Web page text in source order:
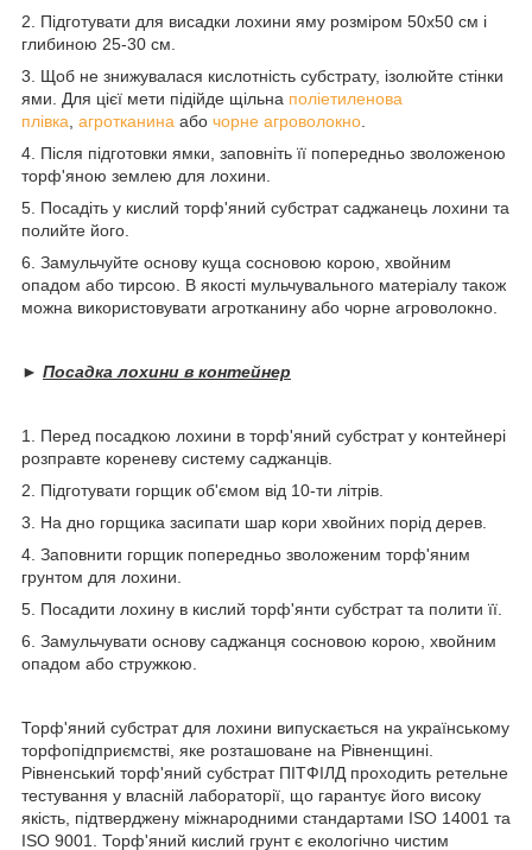
2. Підготувати для висадки лохини яму розміром 50х50 см і
глибиною 25-30 см.
3. Щоб не знижувалася кислотність субстрату, ізолюйте стінки
ями. Для цієї мети підійде щільна поліетиленова
плівка агротканина або чорне агроволокно
4. Після підготовки ямки, заповніть її попередньо зволоженою
торф'яною землею для лохини.
5. Посадіть у кислий торф'яний субстрат саджанець лохини та
полийте його.
6. Замульчуйте основу куща сосновою корою, хвойним
опадом або тирсою. В якості мульчувального матеріалу також
можна використовувати агротканину або чорне агроволокно.
► Посадка лохини в контейнер
1. Перед посадкою лохини в торф'яний субстрат у контейнері
розправте кореневу систему саджанців.
2. Підготувати горщик об'ємом від 10-ти літрів.
3. На дно горщика засипати шар кори хвойних порід дерев.
4. Заповнити горщик попередньо зволоженим торф'яним
грунтом для лохини.
5. Посадити лохину в кислий торф'янти субстрат та полити її.
6. Замульчувати основу саджанця сосновою корою, хвойним
опадом або стружкою.
Торф'яний субстрат для лохини випускається на українському
торфопідприємстві, яке розташоване на Рівненщині.
Рівненський торф'яний субстрат ПІТФІЛД проходить ретельне
тестування у власній лабораторії, що гарантує його високу
якість, підтверджену міжнародними стандартами ISO 14001 та
ISO 9001. Торф'яний кислий грунт є екологічно чистим